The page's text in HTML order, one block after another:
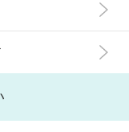
高校に向いてい